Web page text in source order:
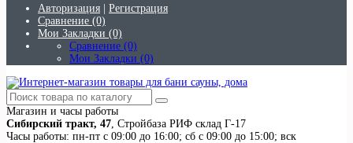
Авторизация
Регистрация
Сравнение (0)
Мои Закладки (0)
Сравнение (0)
Мои Закладки (0)
Магазин и часы работы
Сибирский тракт, 47, Стройбаза РИФ склад Г-17
Часы работы: пн-пт с 09:00 до 16:00; сб с 09:00 до 15:00; вск